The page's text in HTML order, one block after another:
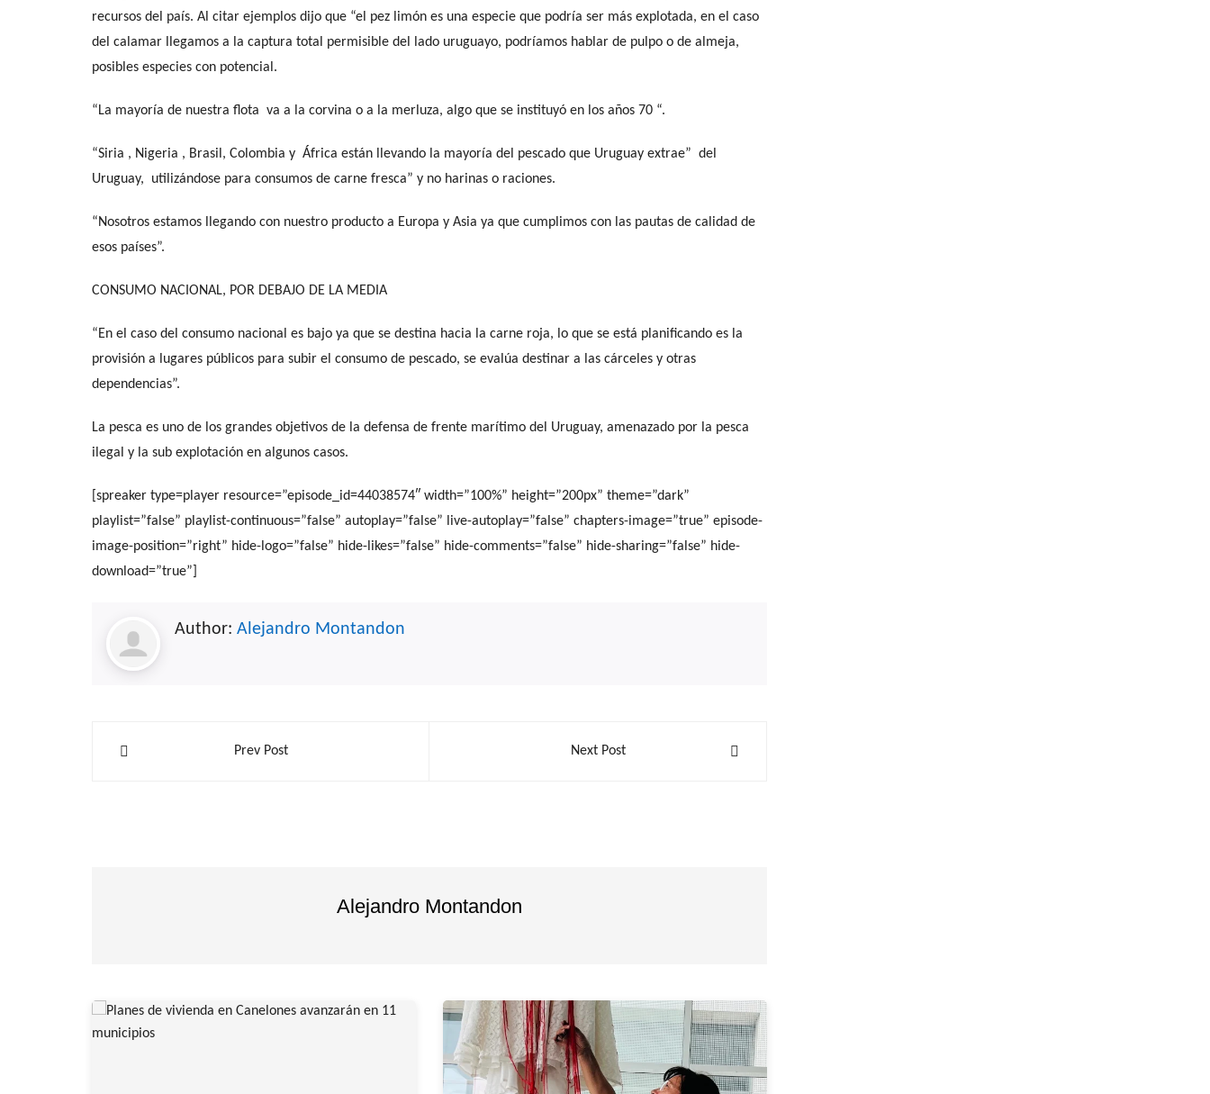
recursos del país. Al citar ejemplos dijo que “el pez limón es una especie que podría ser más explotada, en el caso
del calamar llegamos a la captura total permisible del lado uruguayo, podríamos hablar de pulpo o de almeja,
posibles especies con potencial.
“La mayoría de nuestra flota va a la corvina o a la merluza, algo que se instituyó en los años 70 “.
“Siria , Nigeria , Brasil, Colombia y África están llevando la mayoría del pescado que Uruguay extrae” del
Uruguay, utilizándose para consumos de carne fresca” y no harinas o raciones.
“Nosotros estamos llegando con nuestro producto a Europa y Asia ya que cumplimos con las pautas de calidad de
esos países”.
CONSUMO NACIONAL, POR DEBAJO DE LA MEDIA
“En el caso del consumo nacional es bajo ya que se destina hacia la carne roja, lo que se está planificando es la
provisión a lugares públicos para subir el consumo de pescado, se evalúa destinar a las cárceles y otras
dependencias”.
La pesca es uno de los grandes objetivos de la defensa de frente marítimo del Uruguay, amenazado por la pesca
ilegal y la sub explotación en algunos casos.
[spreaker type=player resource=”episode_id=44038574″ width=”100%” height=”200px” theme=”dark”
playlist=”false” playlist-continuous=”false” autoplay=”false” live-autoplay=”false” chapters-image=”true” episode-
image-position=”right” hide-logo=”false” hide-likes=”false” hide-comments=”false” hide-sharing=”false” hide-
download=”true”]
Author: Alejandro Montandon
NavegaciónPrev Post Next Post
Alejandro Montandon